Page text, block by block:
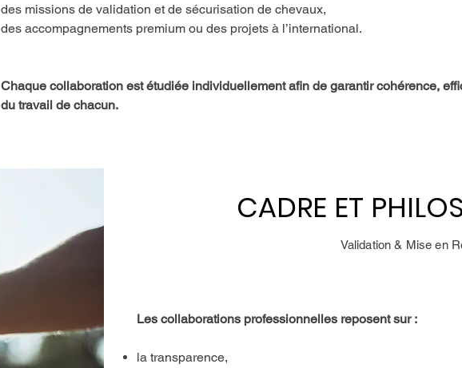
des missions de validation et de sécurisation de chevaux,
des accompagnements premium ou des projets à l’international.
Chaque collaboration est étudiée individuellement afin de garantir cohérence,
du travail de chacun.
CADRE ET
CADRE ET
Validation & Mise en
Les collaborations professionnelles reposent sur :
la transparence,